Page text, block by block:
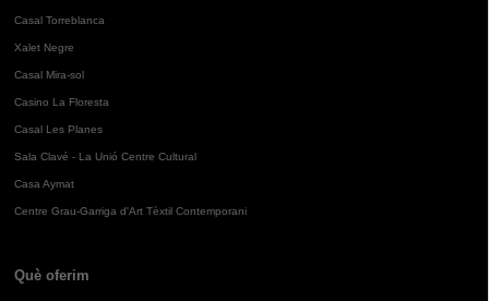
Casal Torreblanca
Xalet Negre
Casal Mira-sol
Casino La Floresta
Casal Les Planes
Sala Clavé - La Unió Centre Cultural
Casa Aymat
Centre Grau-Garriga d'Art Tèxtil Contemporani
Què oferim